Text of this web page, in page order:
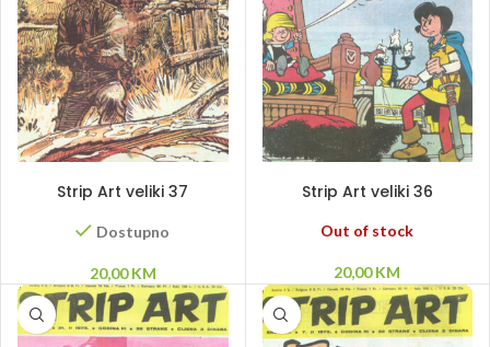
Strip Art veliki 37
Dostupno
20,00KM
Strip Art veliki 36
Out of stock
20,00KM